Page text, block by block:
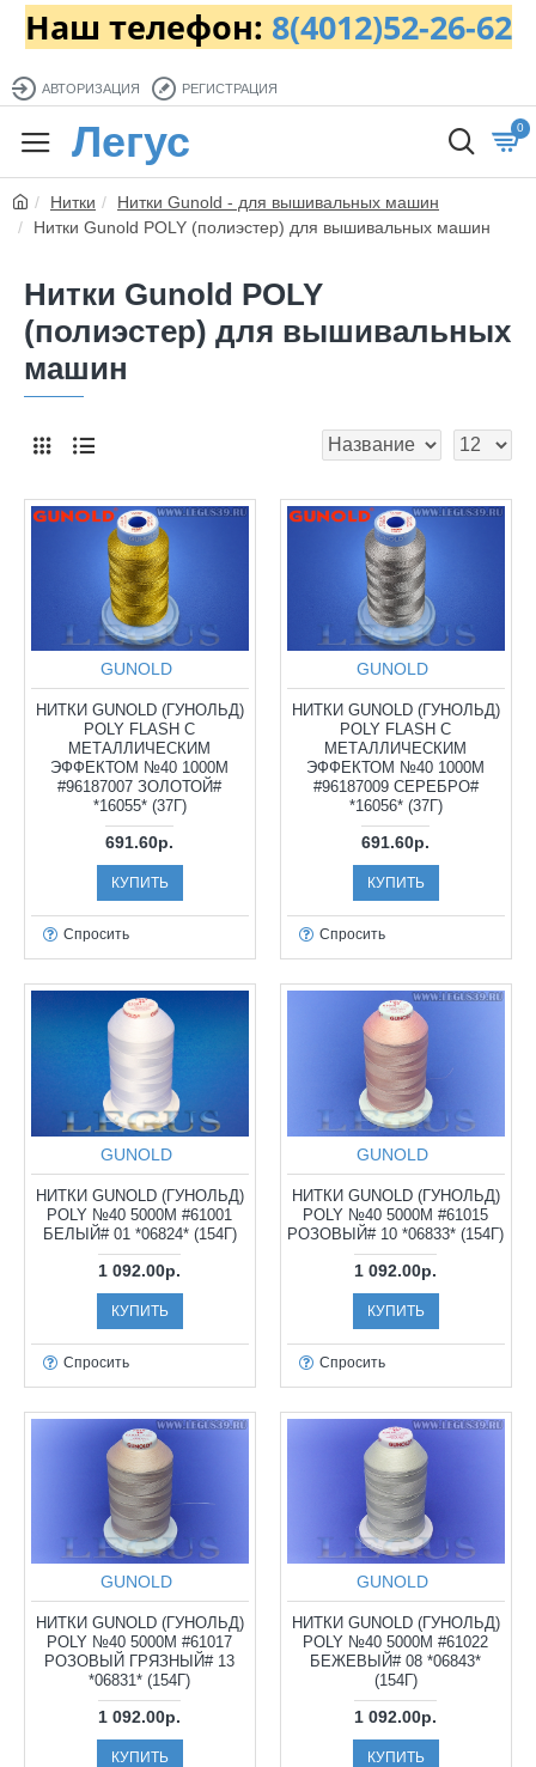
Наш телефон: 8(4012)52-26-62
АВТОРИЗАЦИЯ РЕГИСТРАЦИЯ
Легус 0
Нитки
Нитки Gunold - для вышивальных машин
Нитки Gunold POLY (полиэстер) для вышивальных машин
Нитки Gunold POLY
(полиэстер) для вышивальных
машин
GUNOLD
НИТКИ GUNOLD (ГУНОЛЬД)
POLY FLASH С
МЕТАЛЛИЧЕСКИМ
ЭФФЕКТОМ №40 1000М
#96187007 ЗОЛОТОЙ#
*16055* (37Г)
691.60р.
КУПИТЬ
Спросить
GUNOLD
НИТКИ GUNOLD (ГУНОЛЬД)
POLY FLASH С
МЕТАЛЛИЧЕСКИМ
ЭФФЕКТОМ №40 1000М
#96187009 СЕРЕБРО#
*16056* (37Г)
691.60р.
КУПИТЬ
Спросить
GUNOLD
НИТКИ GUNOLD (ГУНОЛЬД)
POLY №40 5000М #61001
БЕЛЫЙ# 01 *06824* (154Г)
1 092.00р.
КУПИТЬ
Спросить
GUNOLD
НИТКИ GUNOLD (ГУНОЛЬД)
POLY №40 5000М #61015
РОЗОВЫЙ# 10 *06833* (154Г)
1 092.00р.
КУПИТЬ
Спросить
GUNOLD
НИТКИ GUNOLD (ГУНОЛЬД)
POLY №40 5000М #61017
РОЗОВЫЙ ГРЯЗНЫЙ# 13
*06831* (154Г)
1 092.00р.
КУПИТЬ
GUNOLD
НИТКИ GUNOLD (ГУНОЛЬД)
POLY №40 5000М #61022
БЕЖЕВЫЙ# 08 *06843*
(154Г)
1 092.00р.
КУПИТЬ